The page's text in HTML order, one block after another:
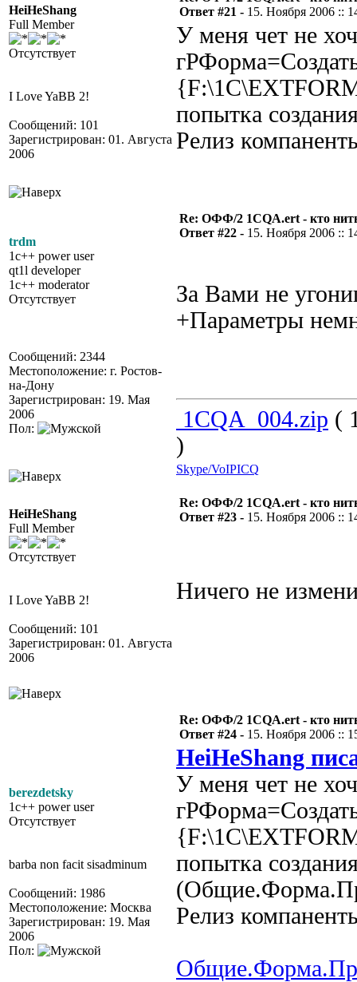
HeiHeShang
Full Member
Отсутствует
I Love YaBB 2!
Сообщений: 101
Зарегистрирован: 01. Августа
2006
Ответ #21 - 15. Ноября 2006 ::
У меня чет не
попытка
Релиз
trdm
1c++ power user
qt1l developer
1c++ moderator
Отсутствует
Сообщений: 2344
Местоположение: г. Ростов-
на-Дону
Зарегистрирован: 19. Мая
2006
Пол:
Re: ОФФ/2 1CQA.ert - кто
Ответ #22 - 15. Ноября 2006 ::
За Вами не
+Параметры
1CQA_004.zip (
)
Skype/VoIPICQ
HeiHeShang
Full Member
Отсутствует
I Love YaBB 2!
Сообщений: 101
Зарегистрирован: 01. Августа
2006
Re: ОФФ/2 1CQA.ert - кто
Ответ #23 - 15. Ноября 2006 ::
Ничего не
berezdetsky
1c++ power user
Отсутствует
barba non facit sisadminum
Сообщений: 1986
Местоположение: Москва
Зарегистрирован: 19. Мая
2006
Пол:
Re: ОФФ/2 1CQA.ert - кто
Ответ #24 - 15. Ноября 2006 ::
HeiHeShang
У меня чет не
попытка
Релиз